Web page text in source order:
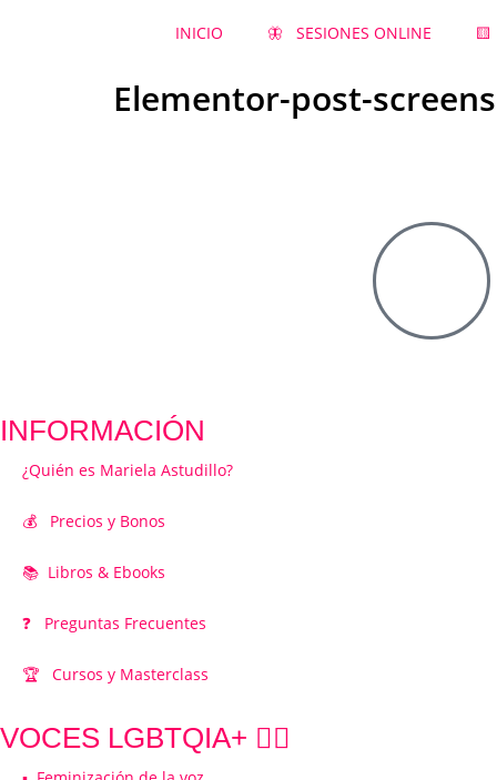
INICIO 🦋 SESIONES ONLINE 🟨
Elementor-post-
INFORMACIÓN
¿Quién es Mariela Astudillo?
💰 Precios y Bonos
📚 Libros & Ebooks
❓ Preguntas Frecuentes
🏆 Cursos y Masterclass
VOCES LGBTQIA+ 🏳️‍🌈